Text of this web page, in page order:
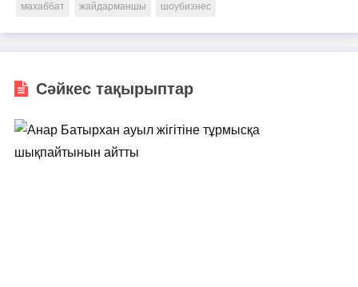
махаббат жайдарманшы шоубизнес
Сәйкес тақырыптар